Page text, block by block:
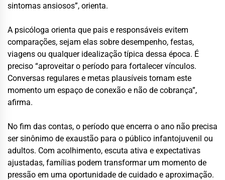
sintomas ansiosos”, orienta.
A psicóloga orienta que pais e responsáveis evitem
comparações, sejam elas sobre desempenho, festas,
viagens ou qualquer idealização típica dessa época. É
preciso “aproveitar o período para fortalecer vínculos.
Conversas regulares e metas plausíveis tornam este
momento um espaço de conexão e não de cobrança”,
afirma.
No fim das contas, o período que encerra o ano não precisa
ser sinônimo de exaustão para o público infantojuvenil ou
adultos. Com acolhimento, escuta ativa e expectativas
ajustadas, famílias podem transformar um momento de
pressão em uma oportunidade de cuidado e aproximação.